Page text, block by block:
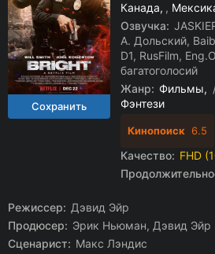
Канада ,
Озвучка:
А. Дольский,
D1, RusFilm,
багатоголосий
Жанр: Фильмы
Фэнтези
Кинопоиск 6.5
Качество: FHD
Режиссер: Дэвид Эйр
Продюсер: Эрик Ньюман, Дэвид Эйр
Сценарист: Макс Лэндис